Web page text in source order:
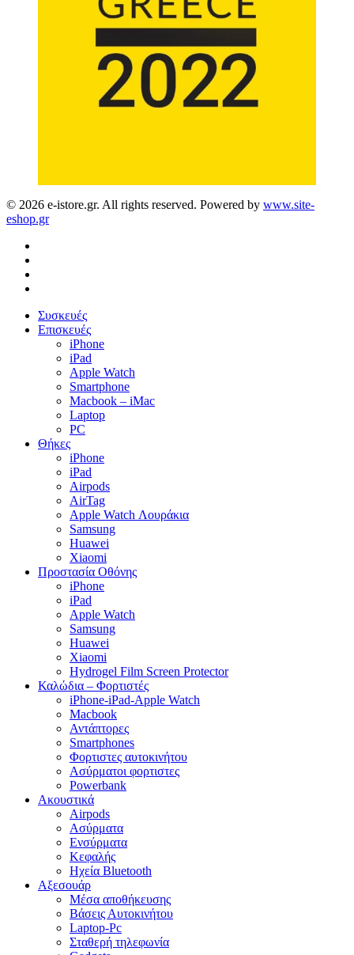
© 2026 e-istore.gr. All rights reserved. Powered by www.site-
eshop.gr
Close
Menu
Συσκευές
Επισκευές
iPhone
iPad
Apple Watch
Smartphone
Macbook – iMac
Laptop
PC
Θήκες
iPhone
iPad
Airpods
AirTag
Apple Watch Λουράκια
Samsung
Huawei
Xiaomi
Προστασία Οθόνης
iPhone
iPad
Apple Watch
Samsung
Huawei
Xiaomi
Hydrogel Film Screen Protector
Καλώδια – Φορτιστές
iPhone-iPad-Apple Watch
Macbook
Αντάπτορες
Smartphones
Φορτιστες αυτοκινήτου
Ασύρματοι φορτιστες
Powerbank
Ακουστικά
Airpods
Ασύρματα
Ενσύρματα
Κεφαλής
Ηχεία Bluetooth
Αξεσουάρ
Μέσα αποθήκευσης
Βάσεις Αυτοκινήτου
Laptop-Pc
Σταθερή τηλεφωνία